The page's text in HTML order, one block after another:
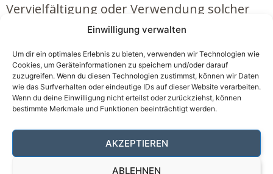
Einwilligung verwalten
Um dir ein optimales Erlebnis zu bieten, verwenden wir Technologien wie
Cookies, um Geräteinformationen zu speichern und/oder darauf
zuzugreifen. Wenn du diesen Technologien zustimmst, können wir Daten
wie das Surfverhalten oder eindeutige IDs auf dieser Website verarbeiten.
Wenn du deine Einwilligung nicht erteilst oder zurückziehst, können
bestimmte Merkmale und Funktionen beeinträchtigt werden.
AKZEPTIEREN
ABLEHNEN
Vervielfältigung oder Verwendung solcher
Grafiken, Tondokumente, Videosequenzen
gedruckten Publikationen ist ohne
ausdrückliche Zustimmung des
Seitenverantwortlichen nicht gestattet.